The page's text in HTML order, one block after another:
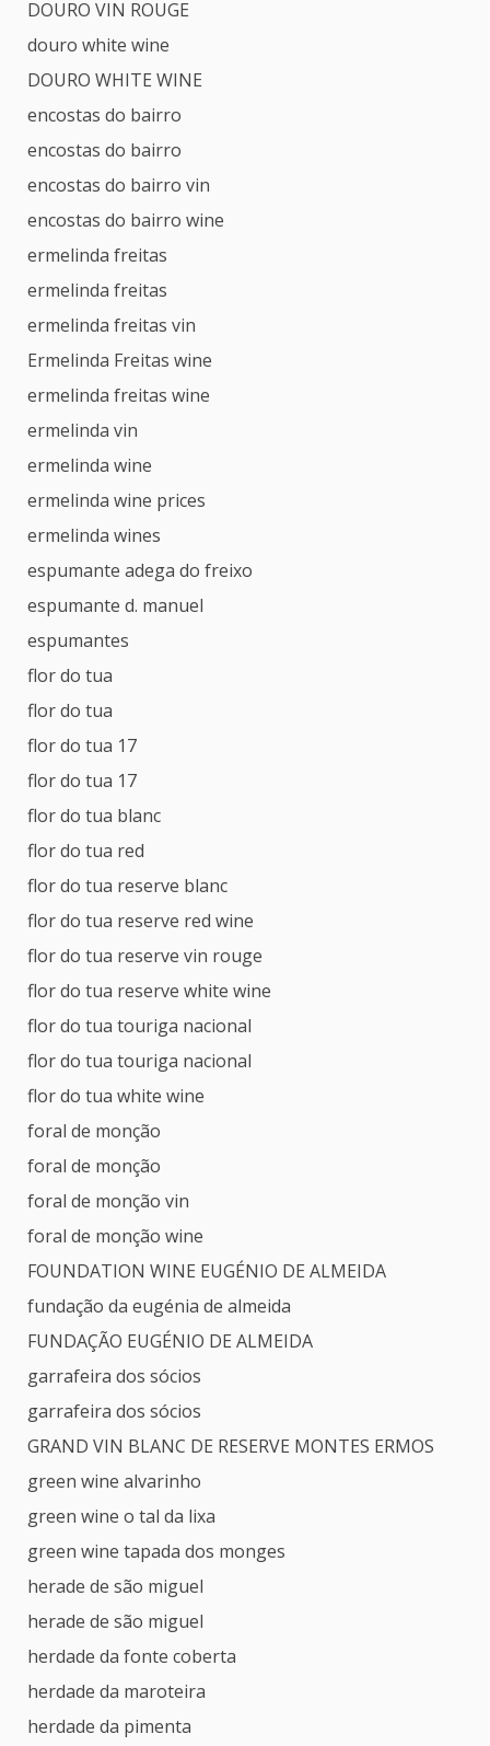
DOURO VIN ROUGE
douro white wine
DOURO WHITE WINE
encostas do bairro
encostas do bairro
encostas do bairro vin
encostas do bairro wine
ermelinda freitas
ermelinda freitas
ermelinda freitas vin
Ermelinda Freitas wine
ermelinda freitas wine
ermelinda vin
ermelinda wine
ermelinda wine prices
ermelinda wines
espumante adega do freixo
espumante d. manuel
espumantes
flor do tua
flor do tua
flor do tua 17
flor do tua 17
flor do tua blanc
flor do tua red
flor do tua reserve blanc
flor do tua reserve red wine
flor do tua reserve vin rouge
flor do tua reserve white wine
flor do tua touriga nacional
flor do tua touriga nacional
flor do tua white wine
foral de monção
foral de monção
foral de monção vin
foral de monção wine
FOUNDATION WINE EUGÉNIO DE ALMEIDA
fundação da eugénia de almeida
FUNDAÇÃO EUGÉNIO DE ALMEIDA
garrafeira dos sócios
garrafeira dos sócios
GRAND VIN BLANC DE RESERVE MONTES ERMOS
green wine alvarinho
green wine o tal da lixa
green wine tapada dos monges
herade de são miguel
herade de são miguel
herdade da fonte coberta
herdade da maroteira
herdade da pimenta